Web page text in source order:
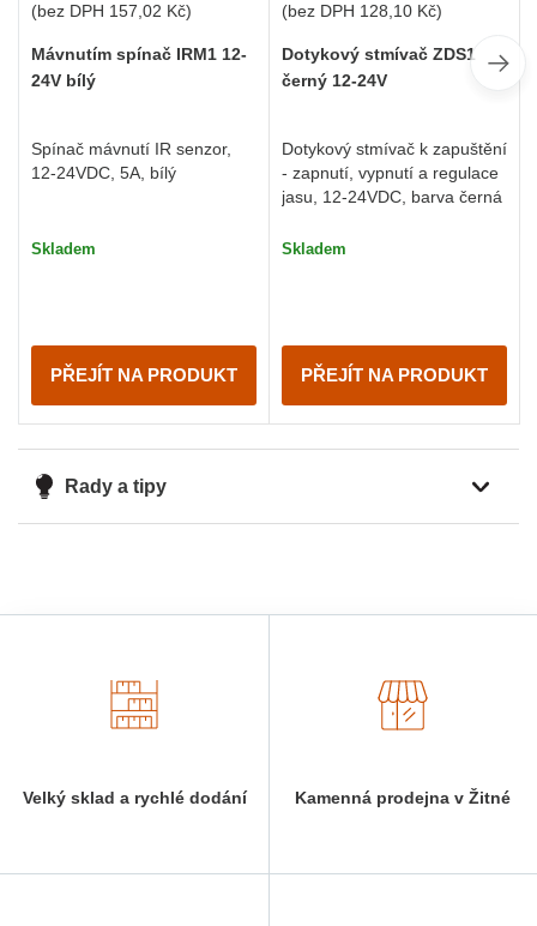
(bez DPH 157,02 Kč)
Mávnutím spínač IRM1 12-
24V bílý
Spínač mávnutí IR senzor,
12-24VDC, 5A, bílý
Skladem
PŘEJÍT NA PRODUKT
(bez DPH 128,10 Kč)
Dotykový stmívač ZDS1
černý 12-24V
Dotykový stmívač k zapuštění
- zapnutí, vypnutí a regulace
jasu, 12-24VDC, barva černá
Skladem
PŘEJÍT NA PRODUKT
Rady a tipy
Velký sklad a rychlé dodání Kamenná prodejna v Žitné